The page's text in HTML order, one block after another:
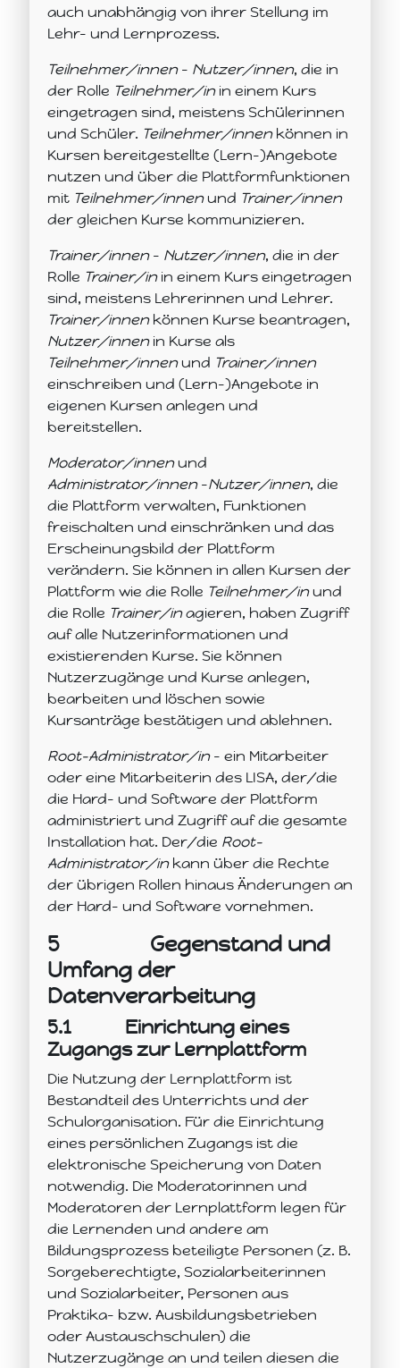
auch unabhängig von ihrer Stellung im
Lehr- und Lernprozess.
Teilnehmer/innen– Nutzer/innen, die in
der Rolle Teilnehmer/inin einem Kurs
eingetragen sind, meistens Schülerinnen
und Schüler. Teilnehmer/innenkönnen in
Kursen bereitgestellte (Lern-)Angebote
nutzen und über die Plattformfunktionen
mit Teilnehmer/innenund Trainer/innen
der gleichen Kurse kommunizieren.
Trainer/innen– Nutzer/innen, die in der
Rolle Trainer/inin einem Kurs eingetragen
sind, meistens Lehrerinnen und Lehrer.
Trainer/innenkönnen Kurse beantragen,
Nutzer/innenin Kurse als
Teilnehmer/innenund Trainer/innen
einschreiben und (Lern-)Angebote in
eigenen Kursen anlegen und
bereitstellen.
Moderator/innenund
Administrator/innen–Nutzer/innen, die
die Plattform verwalten, Funktionen
freischalten und einschränken und das
Erscheinungsbild der Plattform
verändern. Sie können in allen Kursen der
Plattform wie die Rolle Teilnehmer/inund
die Rolle Trainer/inagieren, haben Zugriff
auf alle Nutzerinformationen und
existierenden Kurse. Sie können
Nutzerzugänge und Kurse anlegen,
bearbeiten und löschen sowie
Kursanträge bestätigen und ablehnen.
Root-Administrator/in– ein Mitarbeiter
oder eine Mitarbeiterin des LISA, der/die
die Hard- und Software der Plattform
administriert und Zugriff auf die gesamte
Installation hat. Der/die Root-
Administrator/inkann über die Rechte
der übrigen Rollen hinaus Änderungen an
der Hard- und Software vornehmen.
5 Gegenstand und
Umfang der
Datenverarbeitung
5.1 Einrichtung eines
Zugangs zur Lernplattform
Die Nutzung der Lernplattform ist
Bestandteil des Unterrichts und der
Schulorganisation. Für die Einrichtung
eines persönlichen Zugangs ist die
elektronische Speicherung von Daten
notwendig. Die Moderatorinnen und
Moderatoren der Lernplattform legen für
die Lernenden und andere am
Bildungsprozess beteiligte Personen (z. B.
Sorgeberechtigte, Sozialarbeiterinnen
und Sozialarbeiter, Personen aus
Praktika- bzw. Ausbildungsbetrieben
oder Austauschschulen) die
Nutzerzugänge an und teilen diesen die